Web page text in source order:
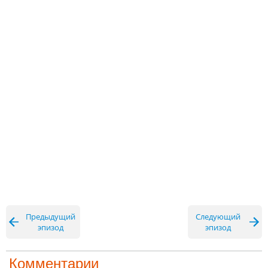
Предыдущий
эпизод
Следующий
эпизод
Комментарии